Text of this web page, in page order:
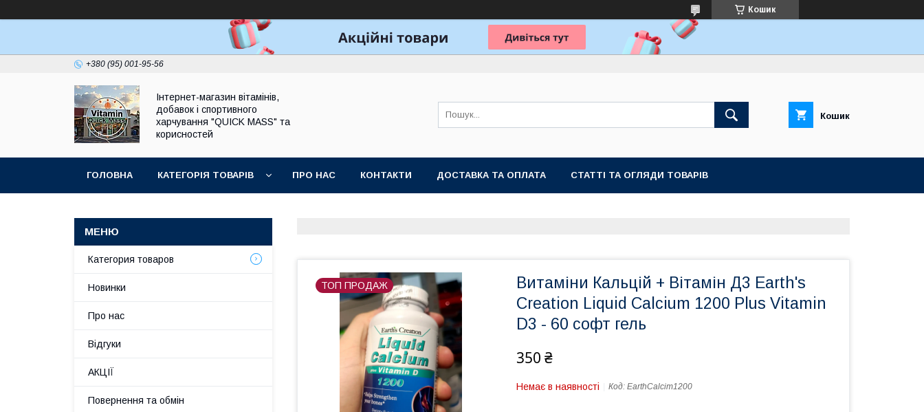
Кошик
+380 (95) 001-95-56
Інтернет-магазин вітамінів,
добавок і спортивного
харчування "QUICK MASS" та
корисностей
Кошик
ГОЛОВНА КАТЕГОРІЯ ТОВАРІВ ПРО НАС КОНТАКТИ ДОСТАВКА ТА ОПЛАТА СТАТТІ ТА ОГЛЯДИ ТОВАРІВ
ТОП ПРОДАЖ
Витаміни Кальцій + Вітамін Д3 Earth's
Creation Liquid Calcium 1200 Plus Vitamin
D3 - 60 софт гель
350 ₴
Немає в наявності Код: EarthCalcim1200
Категория товаров
Новинки
Про нас
Відгуки
АКЦІЇ
Повернення та обмін